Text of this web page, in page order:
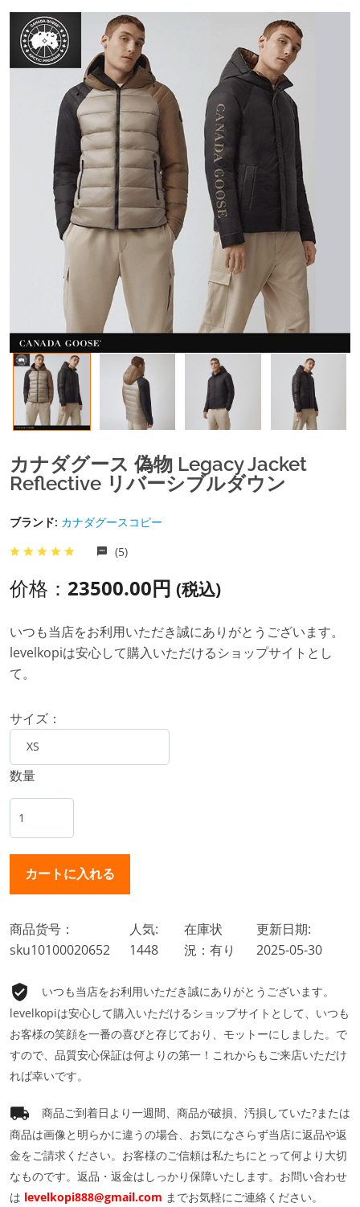
カナダグース 偽物 Legacy Jacket
Reflective リバーシブルダウン
ブランド: カナダグースコピー
(5)
价格： 23500.00円 (税込)
いつも当店をお利用いただき誠にありがとうございます。
levelkopiは安心して購入いただけるショップサイトとし
て。
サイズ：
数量
商品货号：
sku10100020652
人気:
1448
在庫状
況：有り
更新日期:
2025-05-30
いつも当店をお利用いただき誠にありがとうございます。
levelkopiは安心して購入いただけるショップサイトとして、いつも
お客様の笑顔を一番の喜びと存じており、モットーにしました。で
すので、品質安心保証は何よりの第一！これからもご来店いただけ
れば幸いです。
商品ご到着日より一週間、商品が破損、汚損していた?または
商品は画像と明らかに違うの場合、お気になさらず当店に返品や返
金をご請求ください。お客様のご信頼は私たちにとって何より大切
なものです。返品・返金はしっかり保障いたします。お問い合わせ
は levelkopi888@gmail.com までお気軽にご連絡ください。